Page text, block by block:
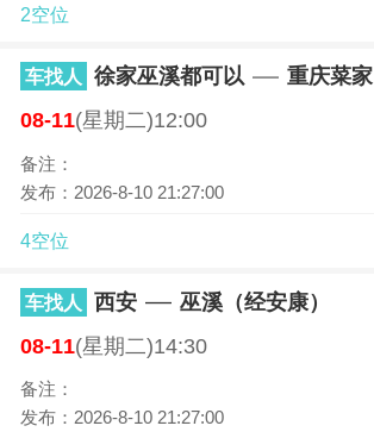
2空位
车找人 徐家巫溪都可以
重庆菜家
08-11(星期二)12:00
备注：
发布：2026-8-10 21:27:00
4空位
车找人 西安
巫溪（经安康）
08-11(星期二)14:30
备注：
发布：2026-8-10 21:27:00